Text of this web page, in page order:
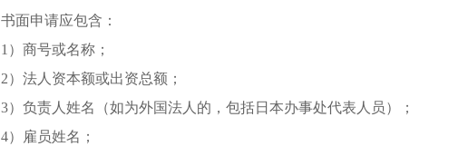
面申请应包含：
）商号或名称；
）法人资本额或出资总额；
）负责人姓名（如为外国法人的，包括日本办事处代表人员）；
）雇员姓名；